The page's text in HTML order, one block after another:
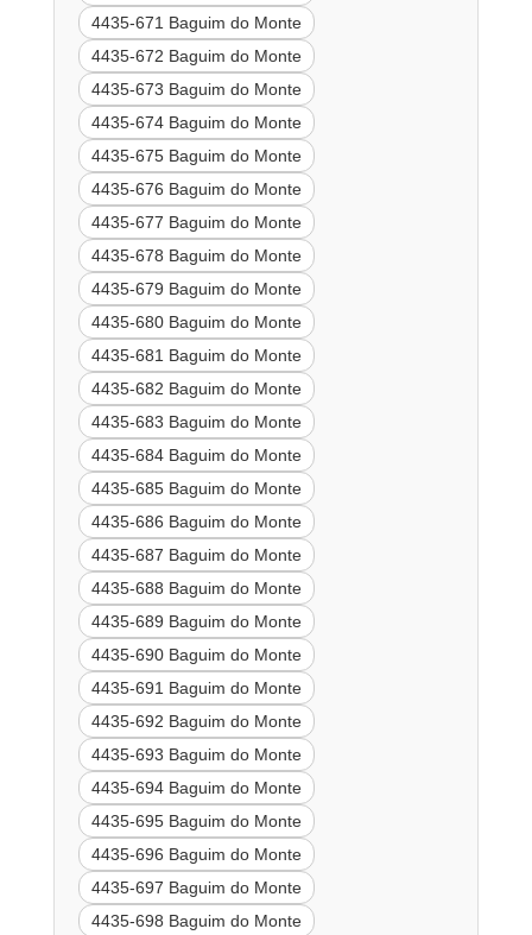
4435-671 Baguim do Monte
4435-672 Baguim do Monte
4435-673 Baguim do Monte
4435-674 Baguim do Monte
4435-675 Baguim do Monte
4435-676 Baguim do Monte
4435-677 Baguim do Monte
4435-678 Baguim do Monte
4435-679 Baguim do Monte
4435-680 Baguim do Monte
4435-681 Baguim do Monte
4435-682 Baguim do Monte
4435-683 Baguim do Monte
4435-684 Baguim do Monte
4435-685 Baguim do Monte
4435-686 Baguim do Monte
4435-687 Baguim do Monte
4435-688 Baguim do Monte
4435-689 Baguim do Monte
4435-690 Baguim do Monte
4435-691 Baguim do Monte
4435-692 Baguim do Monte
4435-693 Baguim do Monte
4435-694 Baguim do Monte
4435-695 Baguim do Monte
4435-696 Baguim do Monte
4435-697 Baguim do Monte
4435-698 Baguim do Monte